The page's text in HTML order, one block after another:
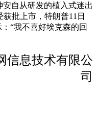
自从研发的植入式迷出
批上市，特朗普11日
“我不喜好埃克森的回
信息技术有限公
司